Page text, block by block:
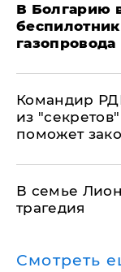
В Болгарию
газопровода
Командир
из
поможет
В семье
трагедия
Смотреть